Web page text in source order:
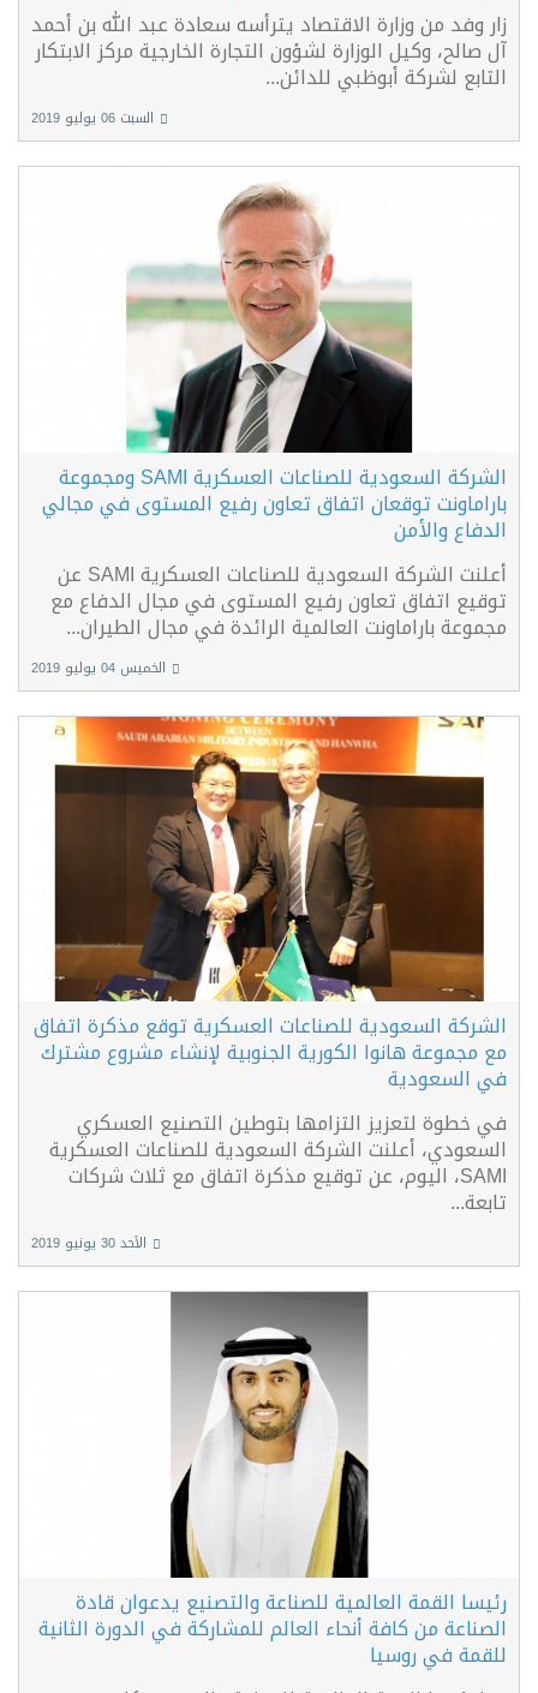
زار وفد من وزارة الاقتصاد يترأسه سعادة عبد الله بن أحمد
آل صالح، وكيل الوزارة لشؤون التجارة الخارجية مركز الابتكار
التابع لشركة أبوظبي للدائن...
السبت 06 يوليو 2019
الشركة السعودية للصناعات العسكرية SAMI ومجموعة
باراماونت توقعان اتفاق تعاون رفيع المستوى في مجالي
الدفاع والأمن
أعلنت الشركة السعودية للصناعات العسكرية SAMI عن
توقيع اتفاق تعاون رفيع المستوى في مجال الدفاع مع
مجموعة باراماونت العالمية الرائدة في مجال الطيران...
الخميس 04 يوليو 2019
الشركة السعودية للصناعات العسكرية توقع مذكرة اتفاق
مع مجموعة هانوا الكورية الجنوبية لإنشاء مشروع مشترك
في السعودية
في خطوة لتعزيز التزامها بتوطين التصنيع العسكري
السعودي، أعلنت الشركة السعودية للصناعات العسكرية
SAMI، اليوم، عن توقيع مذكرة اتفاق مع ثلاث شركات
تابعة...
الأحد 30 يونيو 2019
رئيسا القمة العالمية للصناعة والتصنيع يدعوان قادة
الصناعة من كافة أنحاء العالم للمشاركة في الدورة الثانية
للقمة في روسيا